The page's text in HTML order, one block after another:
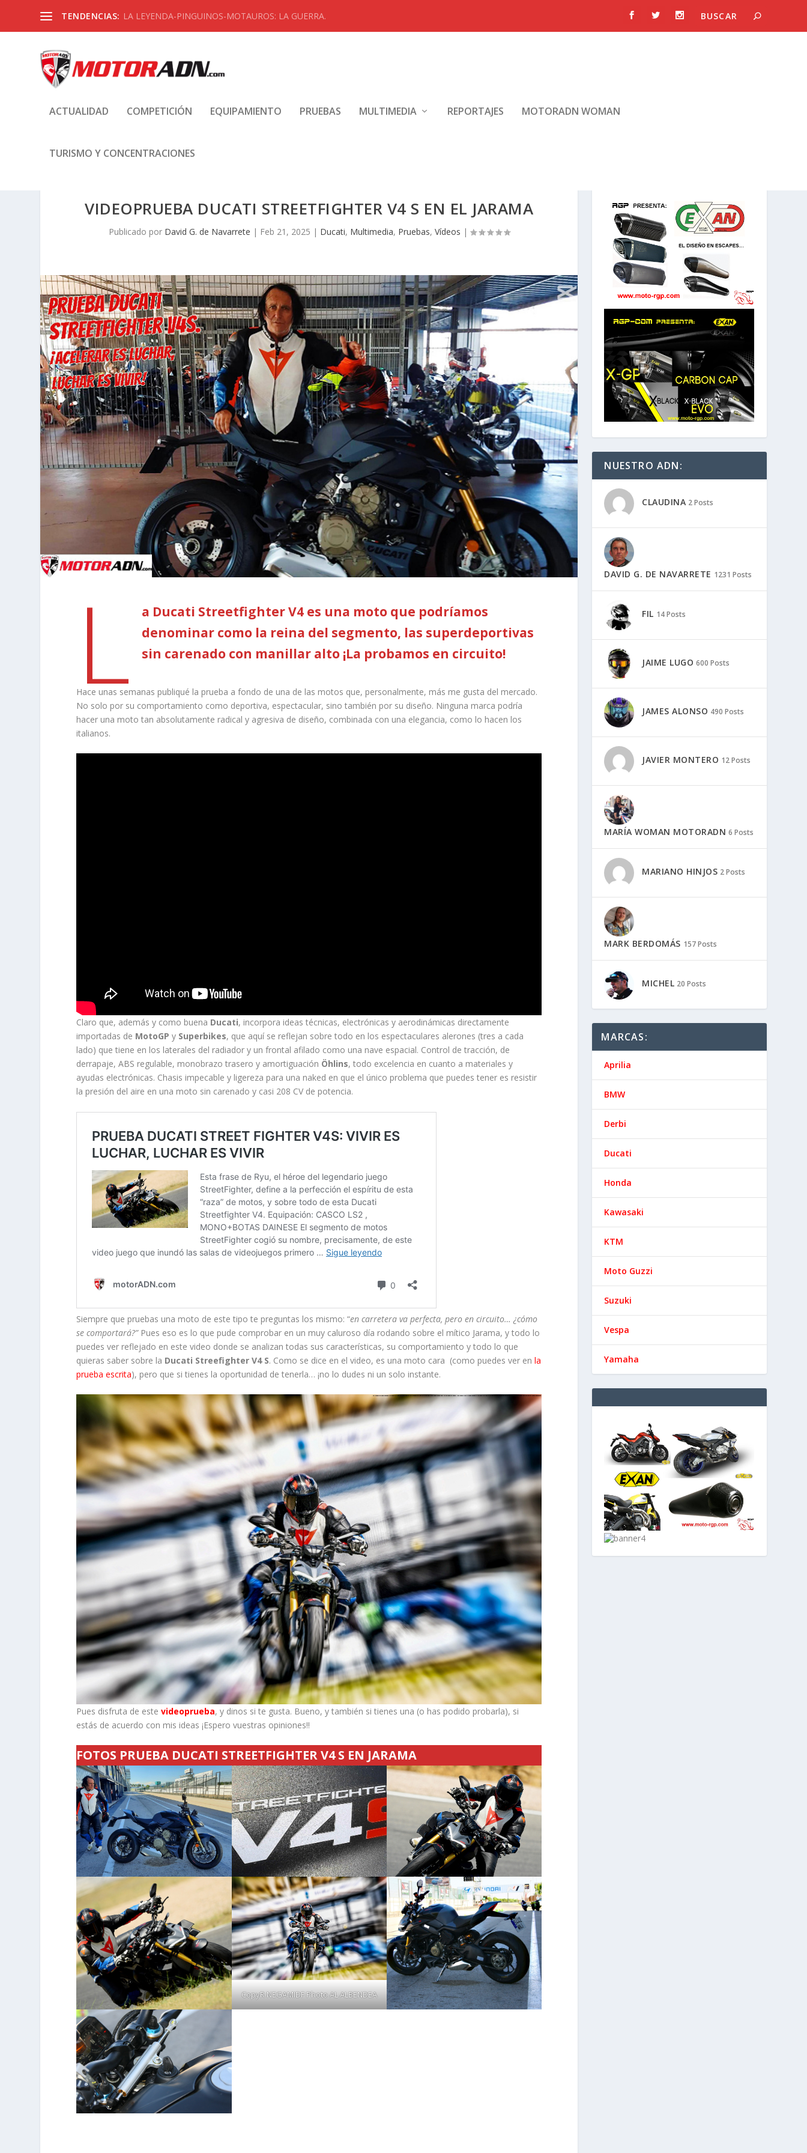
TENDENCIAS: LA LEYENDA-PINGUINOS-MOTAUROS: LA GUERRA.
ACTUALIDAD COMPETICIÓN EQUIPAMIENTO PRUEBAS MULTIMEDIA REPORTAJES MOTORADN WOMAN
TURISMO Y CONCENTRACIONES
VIDEOPRUEBA DUCATI STREETFIGHTER V4 S EN EL JARAMA
Publicado por David G. de Navarrete | Feb 21, 2025 | Ducati, Multimedia, Pruebas, Vídeos |
L
a Ducati Streetfighter V4 es una moto que podríamos
denominar como la reina del segmento, las superdeportivas
sin carenado con manillar alto ¡La probamos en circuito!
Hace unas semanas publiqué la prueba a fondo de una de las motos que, personalmente, más me gusta del mercado.
No solo por su comportamiento como deportiva, espectacular, sino también por su diseño. Ninguna marca podría
hacer una moto tan absolutamente radical y agresiva de diseño, combinada con una elegancia, como lo hacen los
italianos.
Claro que, además y como buena Ducati, incorpora ideas técnicas, electrónicas y aerodinámicas directamente
importadas de MotoGP y Superbikes, que aquí se reflejan sobre todo en los espectaculares alerones (tres a cada
lado) que tiene en los laterales del radiador y un frontal afilado como una nave espacial. Control de tracción, de
derrapaje, ABS regulable, monobrazo trasero y amortiguación Öhlins, todo excelencia en cuanto a materiales y
ayudas electrónicas. Chasis impecable y ligereza para una naked en que el único problema que puedes tener es resistir
la presión del aire en una moto sin carenado y casi 208 CV de potencia.
Siempre que pruebas una moto de este tipo te preguntas los mismo: “en carretera va perfecta, pero en circuito… ¿cómo
se comportará?” Pues eso es lo que pude comprobar en un muy caluroso día rodando sobre el mítico Jarama, y todo lo
puedes ver reflejado en este video donde se analizan todas sus características, su comportamiento y todo lo que
quieras saber sobre la Ducati Streefighter V4 S. Como se dice en el video, es una moto cara (como puedes ver enla
prueba escrita), pero que si tienes la oportunidad de tenerla… ¡no lo dudes ni un solo instante.
Pues disfruta de estevideoprueba, y dinos si te gusta. Bueno, y también si tienes una (o has podido probarla), si
estás de acuerdo con mis ideas ¡Espero vuestras opiniones!!
FOTOS PRUEBA DUCATI STREETFIGHTER V4 S EN JARAMA
CopyR NEGAMIDF Photo AL ALBENDEA
NUESTRO ADN:
CLAUDINA 2 Posts
DAVID G. DE NAVARRETE 1231 Posts
FIL 14 Posts
JAIME LUGO 600 Posts
JAMES ALONSO 490 Posts
JAVIER MONTERO 12 Posts
MARÍA WOMAN MOTORADN 6 Posts
MARIANO HINJOS 2 Posts
MARK BERDOMÁS 157 Posts
MICHEL 20 Posts
MARCAS:
Aprilia
BMW
Derbi
Ducati
Honda
Kawasaki
KTM
Moto Guzzi
Suzuki
Vespa
Yamaha